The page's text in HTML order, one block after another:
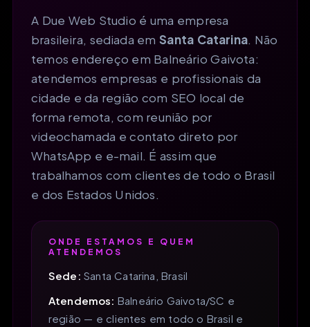
A Due Web Studio é uma empresa
brasileira, sediada emSanta Catarina. Não
temos endereço em Balneário Gaivota:
atendemos empresas e profissionais da
cidade e da região com SEO local de
forma remota, com reunião por
videochamada e contato direto por
WhatsApp e e-mail. É assim que
trabalhamos com clientes de todo o Brasil
e dos Estados Unidos.
ONDE ESTAMOS E QUEM
ATENDEMOS
Sede: Santa Catarina, Brasil
Atendemos: Balneário Gaivota/SC e
região — e clientes em todo o Brasil e